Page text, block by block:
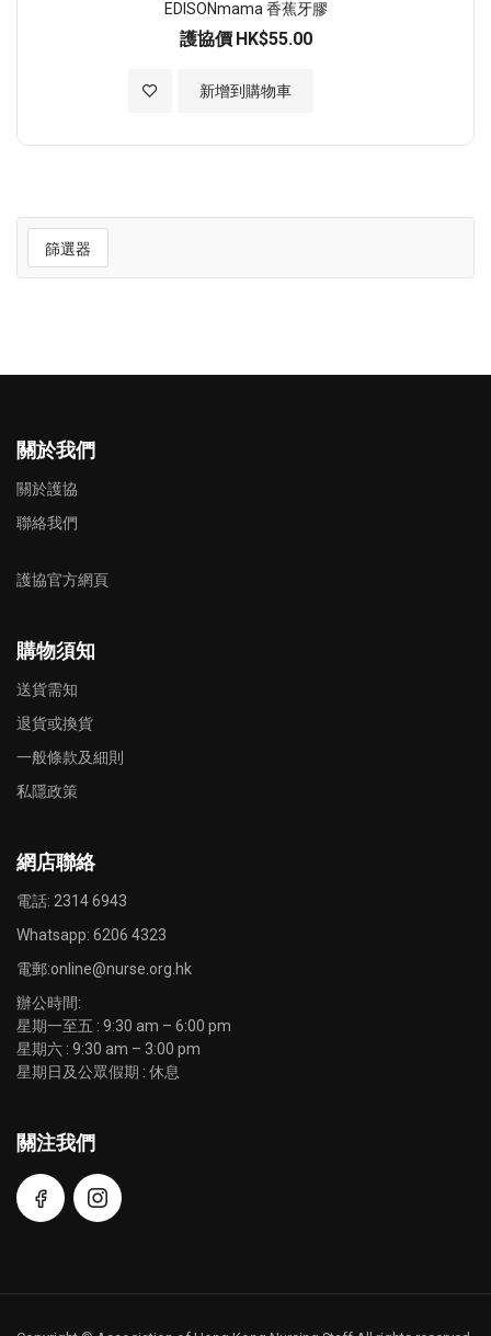
EDISONmama 香蕉牙膠
護協價 HK$55.00
新增到購物車
加入至願望清單
篩選器
關於我們
關於護協
聯絡我們
護協官方網頁
購物須知
送貨需知
退貨或換貨
一般條款及細則
私隱政策
網店聯絡
電話: 2314 6943
Whatsapp: 6206 4323
電郵:online@nurse.org.hk
辦公時間:
星期一至五 : 9:30 am – 6:00 pm
星期六 : 9:30 am – 3:00 pm
星期日及公眾假期 : 休息
關注我們